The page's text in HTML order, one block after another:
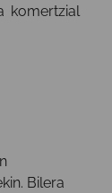
komertzial
Bilera